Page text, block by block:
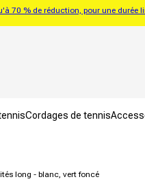
70 % de réduction, pour une durée
Cordages de tennis
long - blanc, vert foncé